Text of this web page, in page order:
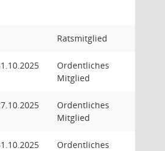
Ratsmitglied
Ordentliches
Mitglied
Ordentliches
Mitglied
Ordentliches